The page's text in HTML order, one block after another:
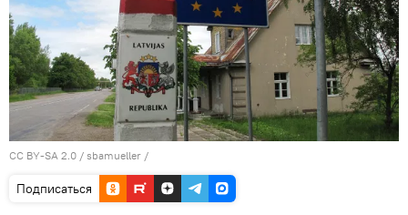
CC BY-SA 2.0 / sbamueller /
Подписаться